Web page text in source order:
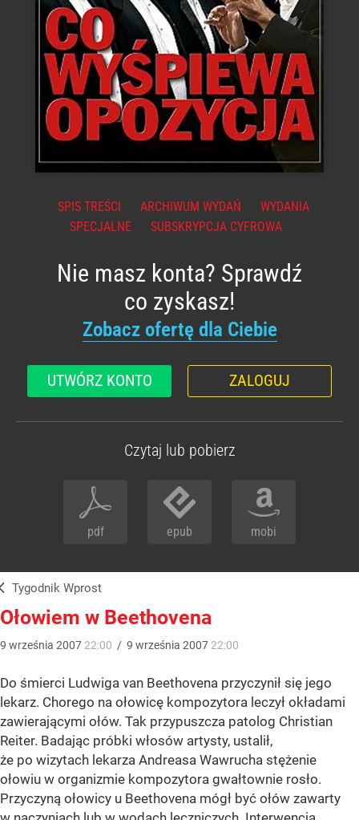
SPIS TREŚCI ARCHIWUM WYDAŃ
WYDANIA
SPECJALNE
SUBSKRYPCJA CYFROWA
Nie masz konta? Sprawdź
co zyskasz!
Zobacz ofertę dla Ciebie
UTWÓRZ KONTO ZALOGUJ
Czytaj lub pobierz
pdf epub mobi
Tygodnik Wprost
Ołowiem w Beethovena
9 września 2007 22:00 / 9 września 2007 22:00
Do śmierci Ludwiga van Beethovena przyczynił się jego
lekarz. Chorego na ołowicę kompozytora leczył okładami
zawierającymi ołów. Tak przypuszcza patolog Christian
Reiter. Badając próbki włosów artysty, ustalił,
że po wizytach lekarza Andreasa Wawrucha stężenie
ołowiu w organizmie kompozytora gwałtownie rosło.
Przyczyną ołowicy u Beethovena mógł być ołów zawarty